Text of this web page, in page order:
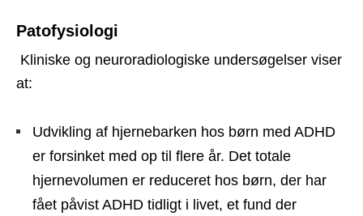
Patofysiologi
Kliniske og neuroradiologiske undersøgelser viser
at:
Udvikling af hjernebarken hos børn med ADHD
er forsinket med op til flere år. Det totale
hjernevolumen er reduceret hos børn, der har
fået påvist ADHD tidligt i livet, et fund der